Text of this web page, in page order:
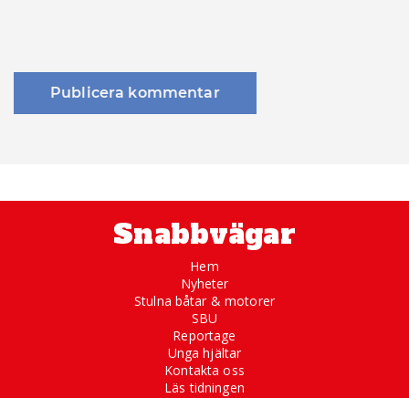
Snabbvägar
Hem
Nyheter
Stulna båtar & motorer
SBU
Reportage
Unga hjältar
Kontakta oss
Läs tidningen